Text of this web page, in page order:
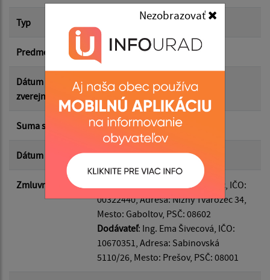
Nezobrazovať
Suma od:
Suma do:
Typ:
Filtrovať Reset
Typ Hlavná zmluva
Predmet Audit účtovnej závierky
Dátum
zverejnenia
07.06.2026
Suma s DPH* 1 400.00 €
Dátum uzavretia 26.05.2026
Zmluvná strana
: Obec Nižný Tvarožec, IČO:
00322440, Adresa: Nižný Tvarožec 34,
Mesto: Gaboltov, PSČ: 08602
Dodávateľ: Ing. Ema Šivecová, IČO:
10670351, Adresa: Sabinovská
5110/26, Mesto: Prešov, PSČ: 08001